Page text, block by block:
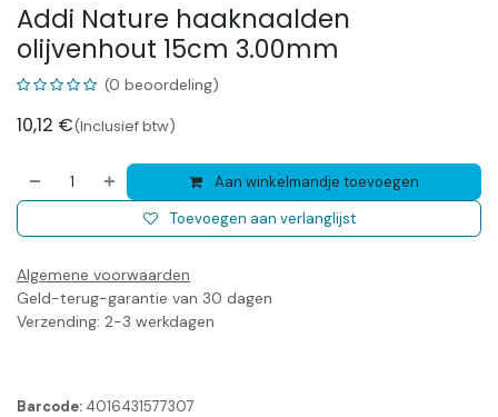
Addi Nature haaknaalden
olijvenhout 15cm 3.00mm
(0 beoordeling)
10,12 €(Inclusief btw)
Aan winkelmandje toevoegen
Toevoegen aan verlanglijst
Algemene voorwaarden
Geld-terug-garantie van 30 dagen
Verzending: 2-3 werkdagen
Barcode: 4016431577307